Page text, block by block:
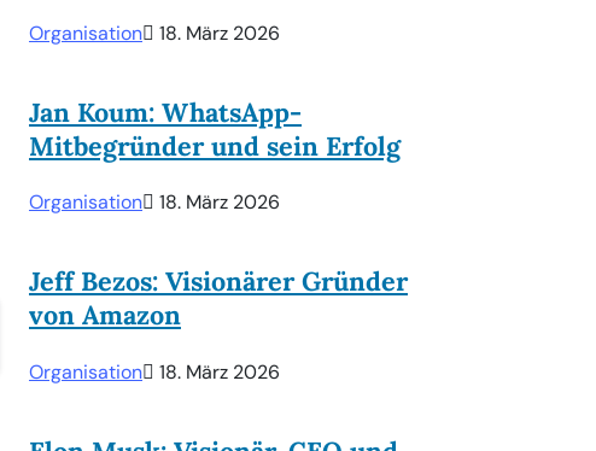
Organisation 18. März 2026
Jan Koum: WhatsApp-
Mitbegründer und sein Erfolg
Organisation 18. März 2026
Jeff Bezos: Visionärer Gründer
von Amazon
Organisation 18. März 2026